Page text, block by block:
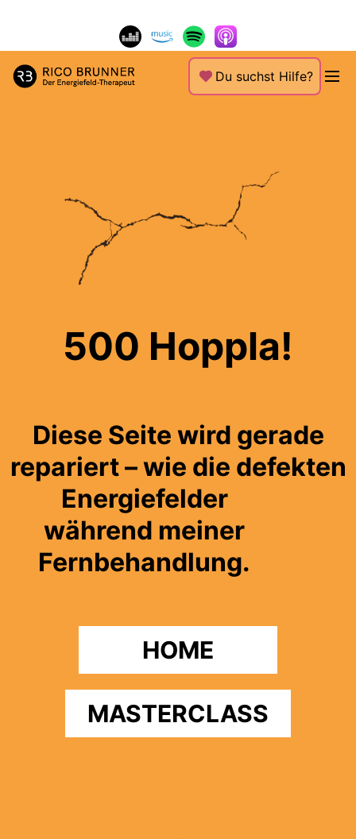
Du suchst Hilfe?
500 Hoppla!
Diese Seite wird gerade
repariert – wie die defekten
Energiefelder
während meiner
Fernbehandlung.
HOME
MASTERCLASS